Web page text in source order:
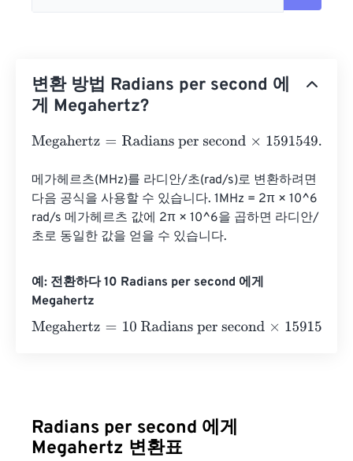
변환 방법 Radians per second 에
게 Megahertz?
Megahertz= Radians per second×1591549.430919
메가헤르츠(MHz)를 라디안/초(rad/s)로 변환하려면
다음 공식을 사용할 수 있습니다. 1MHz = 2π × 10^6
rad/s 메가헤르츠 값에 2π × 10^6을 곱하면 라디안/
초로 동일한 값을 얻을 수 있습니다.
예: 전환하다 10 Radians per second 에게
Megahertz
Megahertz= 10 Radians per second×1591549.430919
Radians per second 에게
Megahertz 변환표